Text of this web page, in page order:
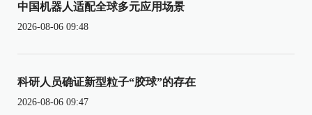
中国机器人适配全球多元应用场景
2026-08-06 09:48
科研人员确证新型粒子“胶球”的存在
2026-08-06 09:47